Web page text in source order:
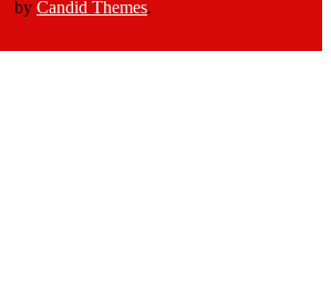
by Candid Themes.